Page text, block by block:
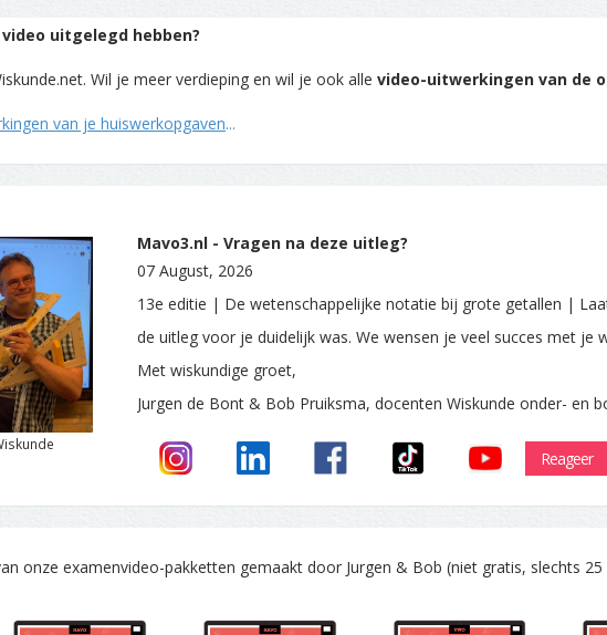
uitgelegd hebben?
Wil je meer verdieping en wil je ook alle video-uitwerkingen van de
van je huiswerkopgaven...
Mavo3.nl - Vragen na deze uitleg?
07 August, 2026
13e editie | De wetenschappelijke notatie bij grote getallen |
de uitleg voor je duidelijk was. We wensen je veel succes met je
Met wiskundige groet,
Jurgen de Bont & Bob Pruiksma, docenten Wiskunde onder- en
Reageer
onze examenvideo-pakketten gemaakt door Jurgen & Bob (niet gratis, slechts 25